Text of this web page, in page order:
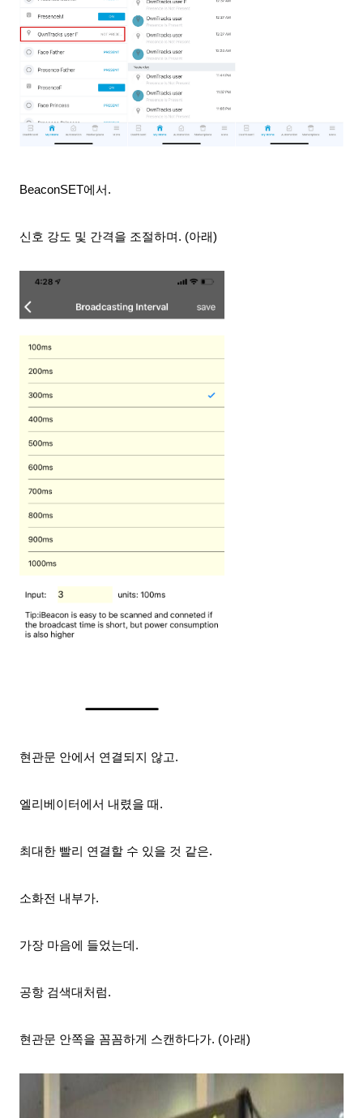
BeaconSET에서.
신호 강도 및 간격을 조절하며. (아래)
현관문 안에서 연결되지 않고.
엘리 베이터에서 내렸을 때.
최대한 빨리 연결할 수 있을 것 같은.
소화전 내부가.
가장 마음에 들었는데.
공항 검색대처럼.
현관문 안쪽을 꼼꼼하게 스캔하다가. (아래)